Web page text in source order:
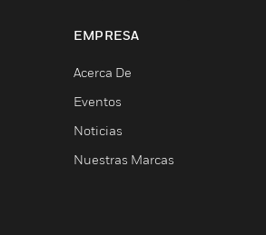
EMPRESA
Acerca De
Eventos
Noticias
Nuestras Marcas